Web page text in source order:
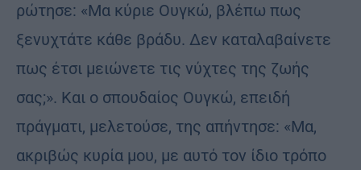
ρώτησε: «Μα κύριε Ουγκώ, βλέπω πως
ξενυχτάτε κάθε βράδυ. Δεν καταλαβαίνετε
πως έτσι μειώνετε τις νύχτες της ζωής
σας;». Και ο σπουδαίος Ουγκώ, επειδή
πράγματι, μελετούσε, της απήντησε: «Μα,
ακριβώς κυρία μου, με αυτό τον ίδιο τρόπο